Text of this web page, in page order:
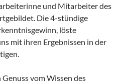
und Mitarbeiter des
Die 4-stündige
löste
mit ihren Ergebnissen in der
vom Wissen des